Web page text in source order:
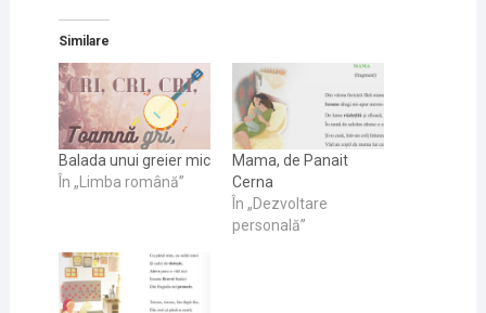
Similare
Balada unui greier mic
În „Limba română”
Mama, de Panait
Cerna
În „Dezvoltare
personală”